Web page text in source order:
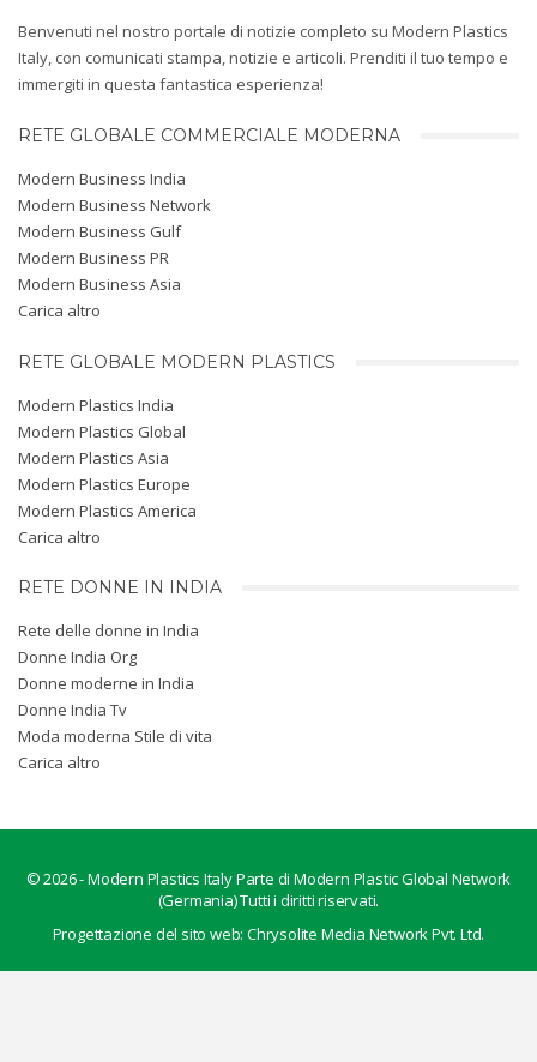
Benvenuti nel nostro portale di notizie completo su Modern Plastics
Italy, con comunicati stampa, notizie e articoli. Prenditi il ​​tuo tempo e
immergiti in questa fantastica esperienza!
RETE GLOBALE COMMERCIALE MODERNA
Modern Business India
Modern Business Network
Modern Business Gulf
Modern Business PR
Modern Business Asia
Carica altro
RETE GLOBALE MODERN PLASTICS
Modern Plastics India
Modern Plastics Global
Modern Plastics Asia
Modern Plastics Europe
Modern Plastics America
Carica altro
RETE DONNE IN INDIA
Rete delle donne in India
Donne India Org
Donne moderne in India
Donne India Tv
Moda moderna Stile di vita
Carica altro
© 2026 -Modern Plastics ItalyParte di Modern Plastic Global Network
(Germania) Tutti i diritti riservati.
Progettazione del sito web:Chrysolite Media Network Pvt. Ltd.